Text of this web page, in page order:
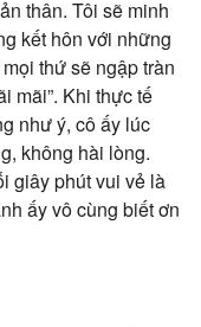
thân. Tôi sẽ minh
kết hôn với những
thứ sẽ ngập tràn
mãi”. Khi thực tế
như ý, cô ấy lúc
không hài lòng.
giây phút vui vẻ là
ấy vô cùng biết ơn